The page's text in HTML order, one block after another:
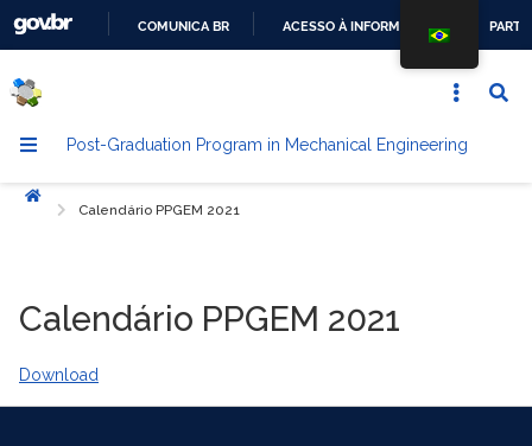
CONTENT
COMUNICA BR ACESSO À INFORMAÇÃO
Post-Graduation Program in Mechanical Engineering
Início
Calendário PPGEM 2021
Calendário PPGEM 2021
Download